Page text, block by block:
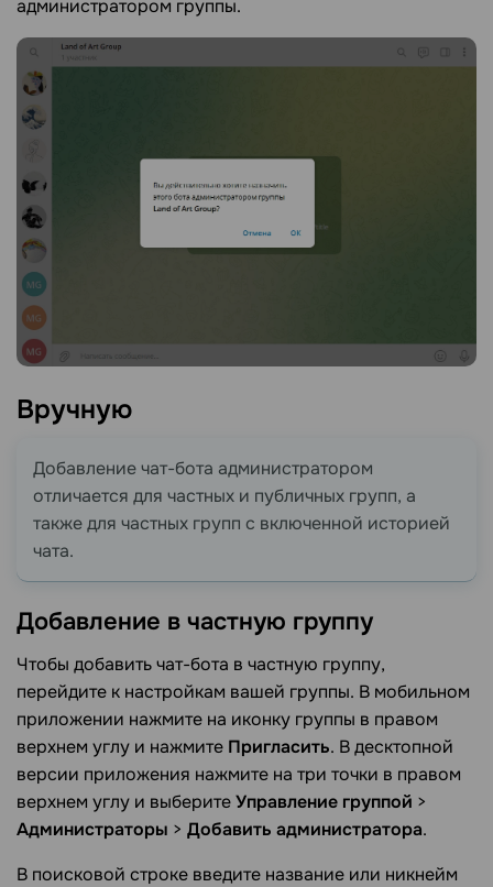
администратором группы.
Вручную
Добавление чат-бота администратором
отличается для частных и публичных групп, а
также для частных групп с включенной историей
чата.
Добавление в частную группу
Чтобы добавить чат-бота в частную группу,
перейдите к настройкам вашей группы. В мобильном
приложении нажмите на иконку группы в правом
верхнем углу и нажмите Пригласить. В десктопной
версии приложения нажмите на три точки в правом
верхнем углу и выберитеУправление группой >
Администраторы > Добавить администратора.
В поисковой строке введите название или никнейм